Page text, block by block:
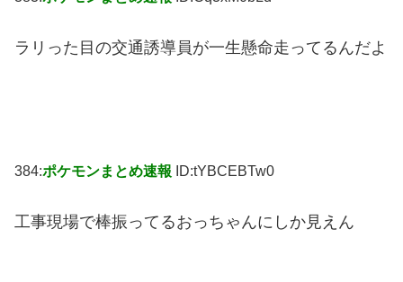
ラリった目の交通誘導員が一生懸命走ってるんだよ
384:ポケモンまとめ速報 ID:tYBCEBTw0
工事現場で棒振ってるおっちゃんにしか見えん